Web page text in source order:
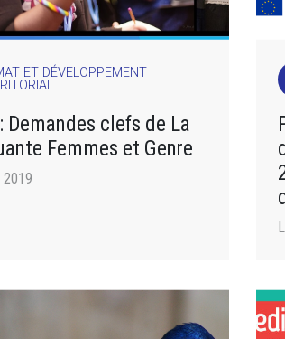
ET DÉVELOPPEMENT
Demandes clefs de La
Femmes et Genre
2019